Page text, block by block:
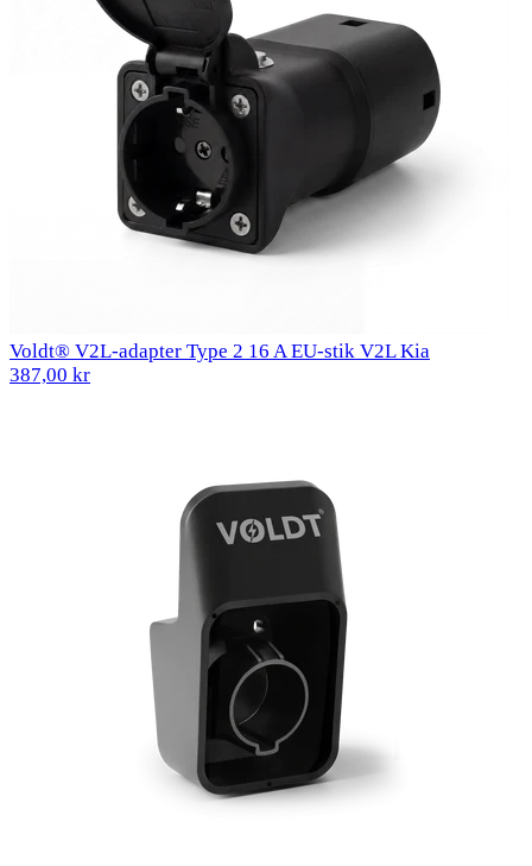
Voldt® V2L-adapter Type 2 16 A EU-stik V2L Kia
387,00 kr